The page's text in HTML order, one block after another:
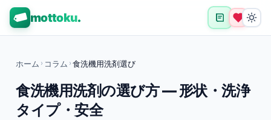
mottoku.
ホーム › コラム › 食洗機用洗剤選び
食洗機用洗剤の選び方 — 形状・洗浄
タイプ・安全